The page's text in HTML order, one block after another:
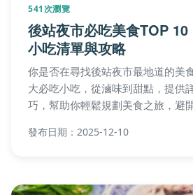
541次瀏覽
後站夜市必吃美食TOP
小吃清單與攻略
你是否在尋找後站夜市最地道的美
大必吃小吃，從滷味到甜點，提供
巧，幫助你輕鬆規劃美食之旅，避
發布日期：2025-12-10